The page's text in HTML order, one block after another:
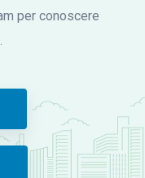
per conoscere